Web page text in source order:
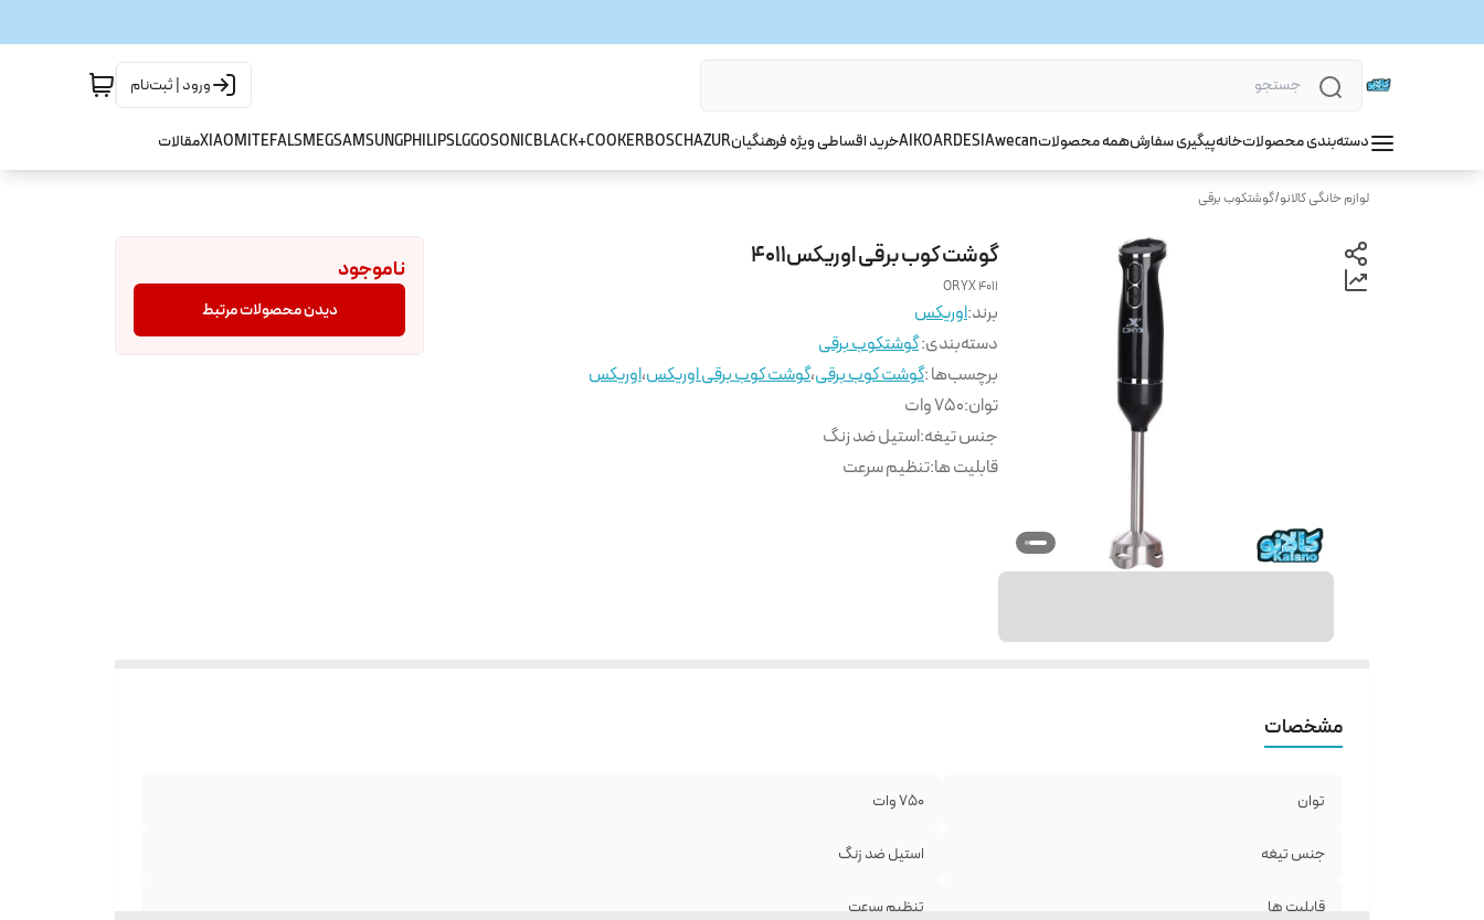
ورود | ثبت‌نام
دسته‌بندی محصولاتخانهپیگیری سفارشهمه محصولاتwecan
ARDESIA
AIKOخرید اقساطی ویژه فرهنگیانAZUR
BOSCH
BLACK+COOKER
GOSONIC
LG
PHILIPS
SAMSUNG
SMEG
TEFAL
XIAOMIمقالات
لوازم خانگی کالانو/گوشتکوب برقی
گوشت کوب برقی اوریکس4011
ORYX 4011
برند:اوریکس
دسته‌بندی:گوشتکوب برقی
برچسب‌ها :گوشت کوب برقی،گوشت کوب برقی اوریکس،اوریکس
توان:750 وات
جنس تیغه:استیل ضد زنگ
قابلیت ها:تنظیم سرعت
ناموجود
دیدن محصولات مرتبط
مشخصات
توان 750 وات
جنس تیغه استیل ضد زنگ
قابلیت ها تنظیم سرعت